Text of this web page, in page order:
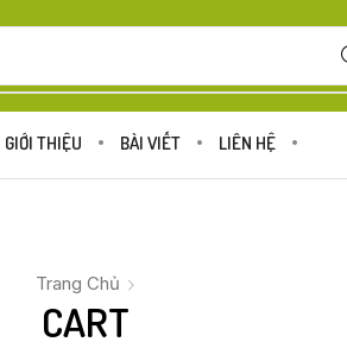
GIỚI THIỆU BÀI VIẾT LIÊN HỆ
Trang Chủ
CART